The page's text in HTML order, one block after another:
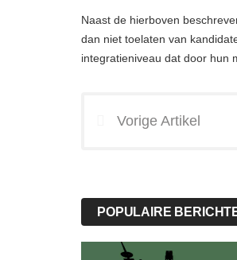
Naast de hierboven
dan niet toelaten van
integratieniveau dat door hun
Vorige Artikel
POPULAIRE